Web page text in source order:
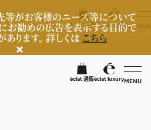
等がお客様のニーズ等について
お勧めの広告を表示する目的で
ります。 詳しくはこちら
éclat 通販éclat luxuryMENU検
éclat 通販éclat luxury